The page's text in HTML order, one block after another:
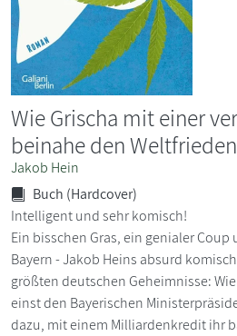
Wie Grischa mit einer
beinahe den
Jakob Hein
Buch (Hardcover)
Intelligent und sehr komisch!
Ein bisschen Gras, ein genialer Coup
Bayern - Jakob Heins absurd
größten deutschen Geheimnisse:
einst den Bayerischen
dazu, mit einem Milliardenkredit ihr